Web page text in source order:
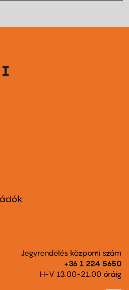
Jegyrendelés központi szám
+36 1 224 5650
H-V 13.00-21.00 óráig